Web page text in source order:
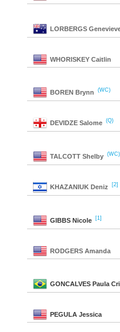
LORBERGS
WHORISKEY Caitlin
BOREN Brynn (WC)
DEVIDZE Salome (Q)
TALCOTT Shelby (WC)
KHAZANIUK Deniz [2]
GIBBS Nicole [1]
RODGERS Amanda
GONCALVES Paula
PEGULA Jessica